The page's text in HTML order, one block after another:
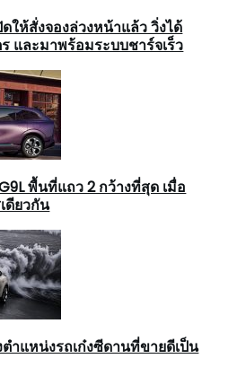
ดให้สั่งจองล่วงหน้าแล้ว วิ่งได้
ร และมาพร้อมระบบชาร์จเร็ว
พื้นที่แถว 2 กว้างที่สุด เมื่อ
ดียวกัน
ตำแหน่งรถเก๋งซีดานที่ขายดีเป็น